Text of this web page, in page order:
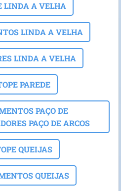
LINDA A VELHA
LINDA A VELHA
LINDA A VELHA
PAREDE
PAÇO DE
PAÇO DE ARCOS
QUEIJAS
QUEIJAS